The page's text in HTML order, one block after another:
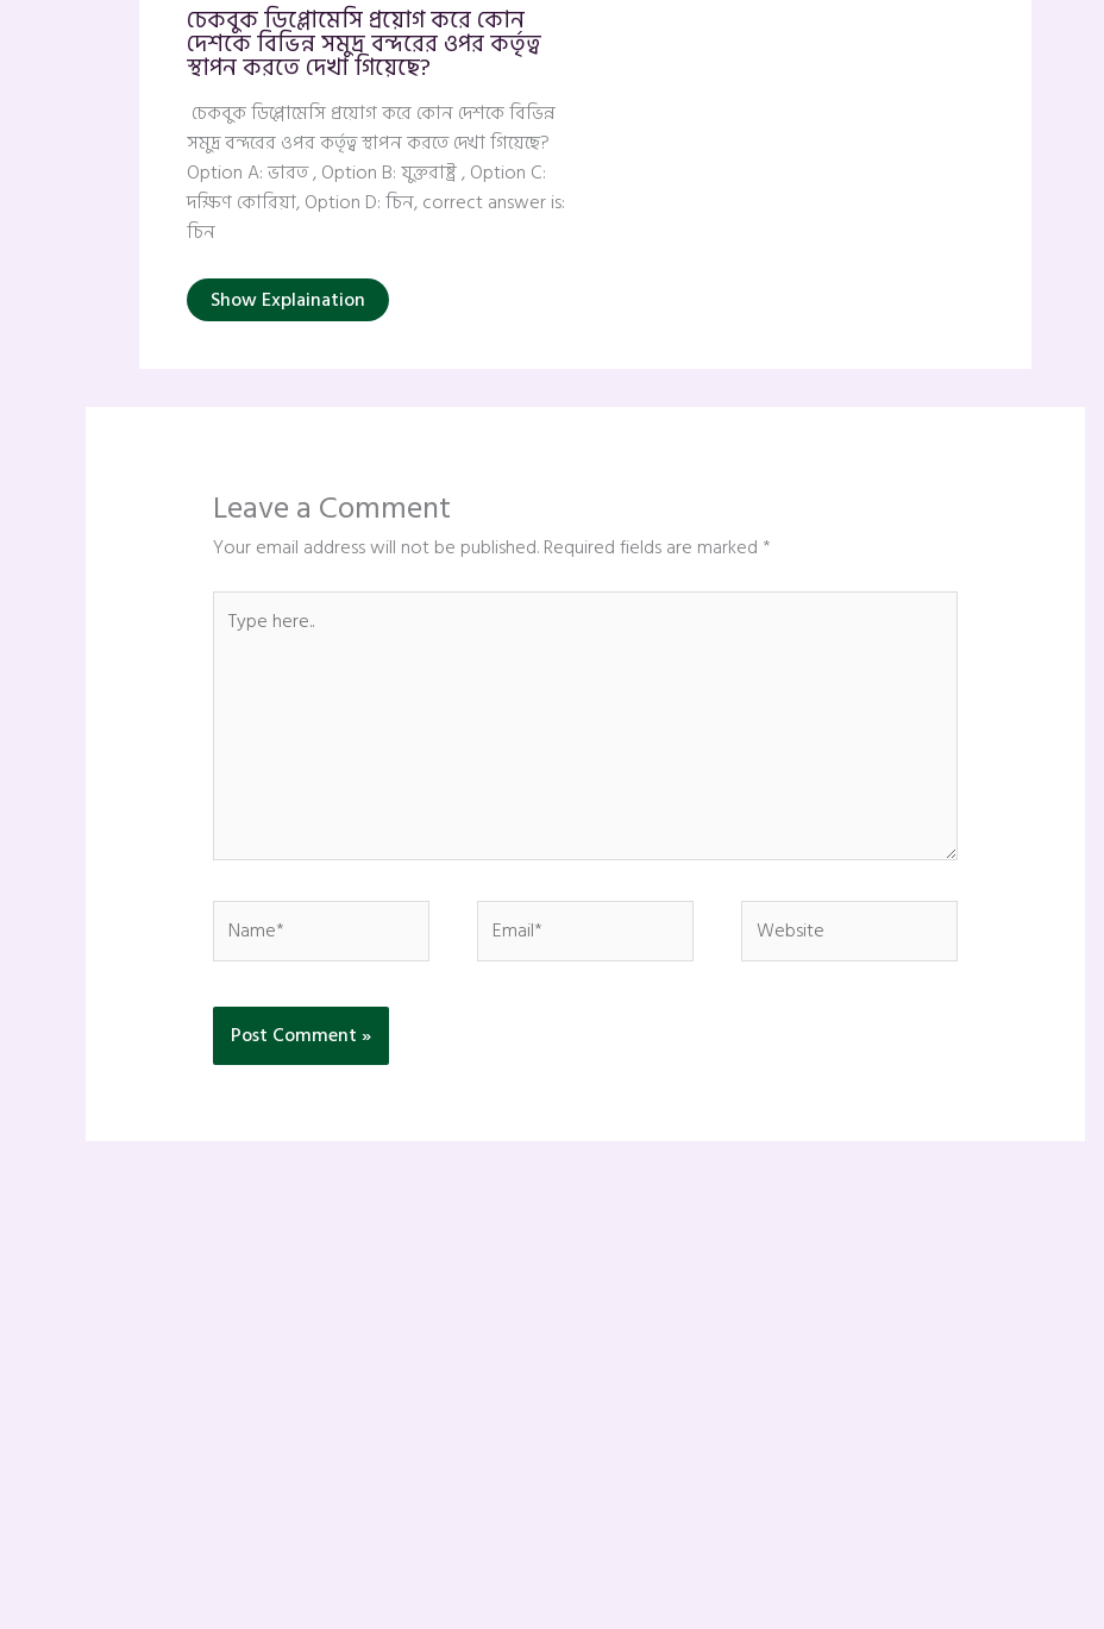
চেকবুক ডিপ্লোমেসি প্রয়োগ করে কোন
দেশকে বিভিন্ন সমুদ্র বন্দরের ওপর কর্তৃত্ব
স্থাপন করতে দেখা গিয়েছে?
চেকবুক ডিপ্লোমেসি প্রয়োগ করে কোন দেশকে বিভিন্ন
সমুদ্র বন্দরের ওপর কর্তৃত্ব স্থাপন করতে দেখা গিয়েছে?
Option A: ভারত , Option B: যুক্তরাষ্ট্র , Option C:
দক্ষিণ কোরিয়া, Option D: চিন, correct answer is:
চিন
Show Explaination
Leave a Comment
Your email address will not be published. Required fields are marked *
here..